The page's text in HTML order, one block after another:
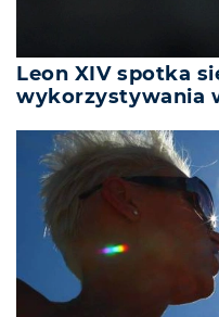
Leon XIV spotka
wykorzystywania